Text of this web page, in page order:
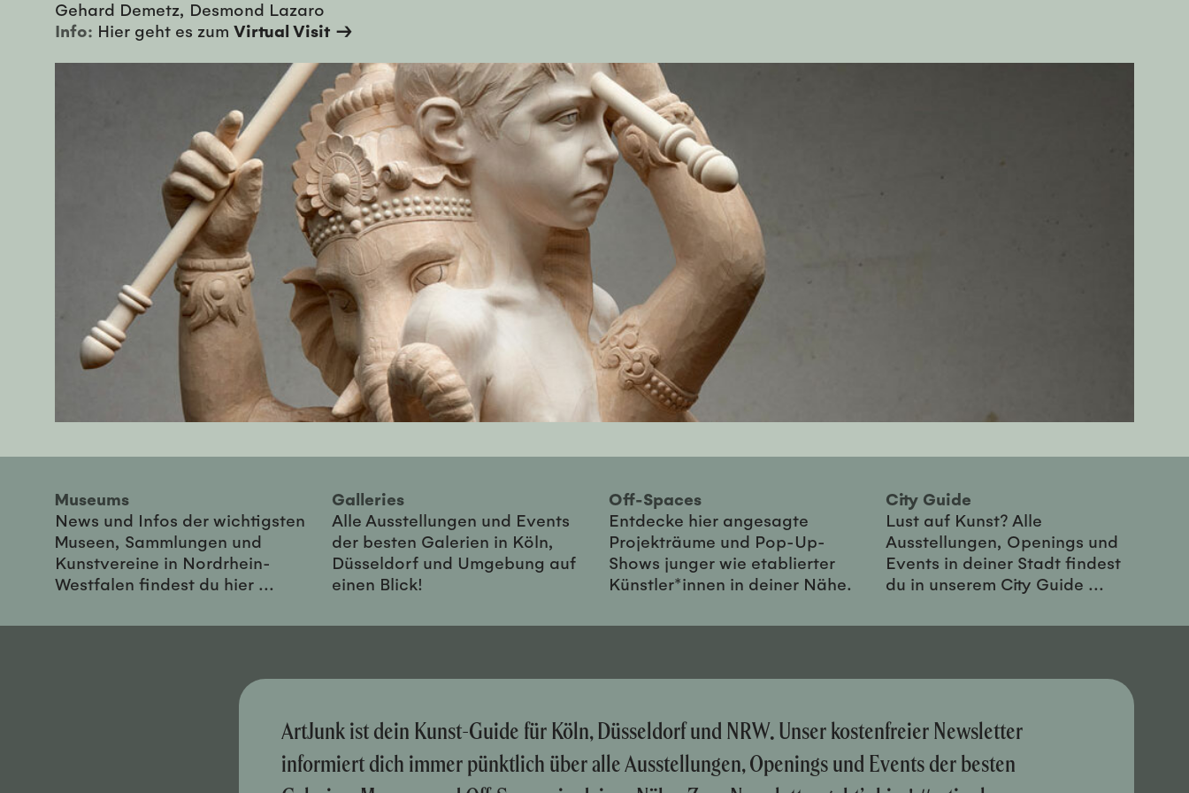
Gehard Demetz, Desmond Lazaro
Info: Hier geht es zum Virtual Visit →
Museums
News und Infos der wichtigsten
Museen, Sammlungen und
Kunstvereine in Nordrhein-
Westfalen findest du hier ...
Galleries
Alle Ausstellungen und Events
der besten Galerien in Köln,
Düsseldorf und Umgebung auf
einen Blick!
Off-Spaces
Entdecke hier angesagte
Projekträume und Pop-Up-
Shows junger wie etablierter
Künstler*innen in deiner Nähe.
City Guide
Lust auf Kunst? Alle
Ausstellungen, Openings und
Events in deiner Stadt findest
du in unserem City Guide ...
ArtJunk ist dein Kunst-Guide für Köln, Düsseldorf und NRW. Unser kostenfreier Newsletter
informiert dich immer pünktlich über alle Ausstellungen, Openings und Events der besten